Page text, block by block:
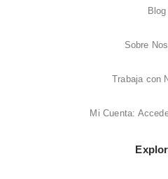
Blog
Sobre
Trabaja con
Mi Cuenta: